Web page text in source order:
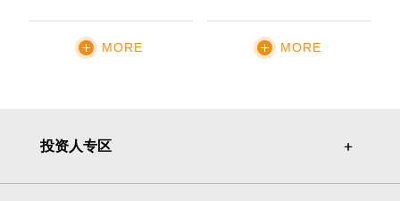
MORE MORE
投资人专区 ＋
＋